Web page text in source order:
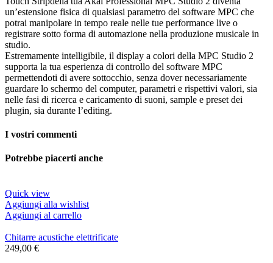
un’estensione fisica di qualsiasi parametro del software MPC che
potrai manipolare in tempo reale nelle tue performance live o
registrare sotto forma di automazione nella produzione musicale in
studio.
Estremamente intelligibile, il display a colori della MPC Studio 2
supporta la tua esperienza di controllo del software MPC
permettendoti di avere sottocchio, senza dover necessariamente
guardare lo schermo del computer, parametri e rispettivi valori, sia
nelle fasi di ricerca e caricamento di suoni, sample e preset dei
plugin, sia durante l’editing.
I vostri commenti
Potrebbe piacerti anche
Quick view
Aggiungi alla wishlist
Aggiungi al carrello
Chitarre acustiche elettrificate
249,00 €